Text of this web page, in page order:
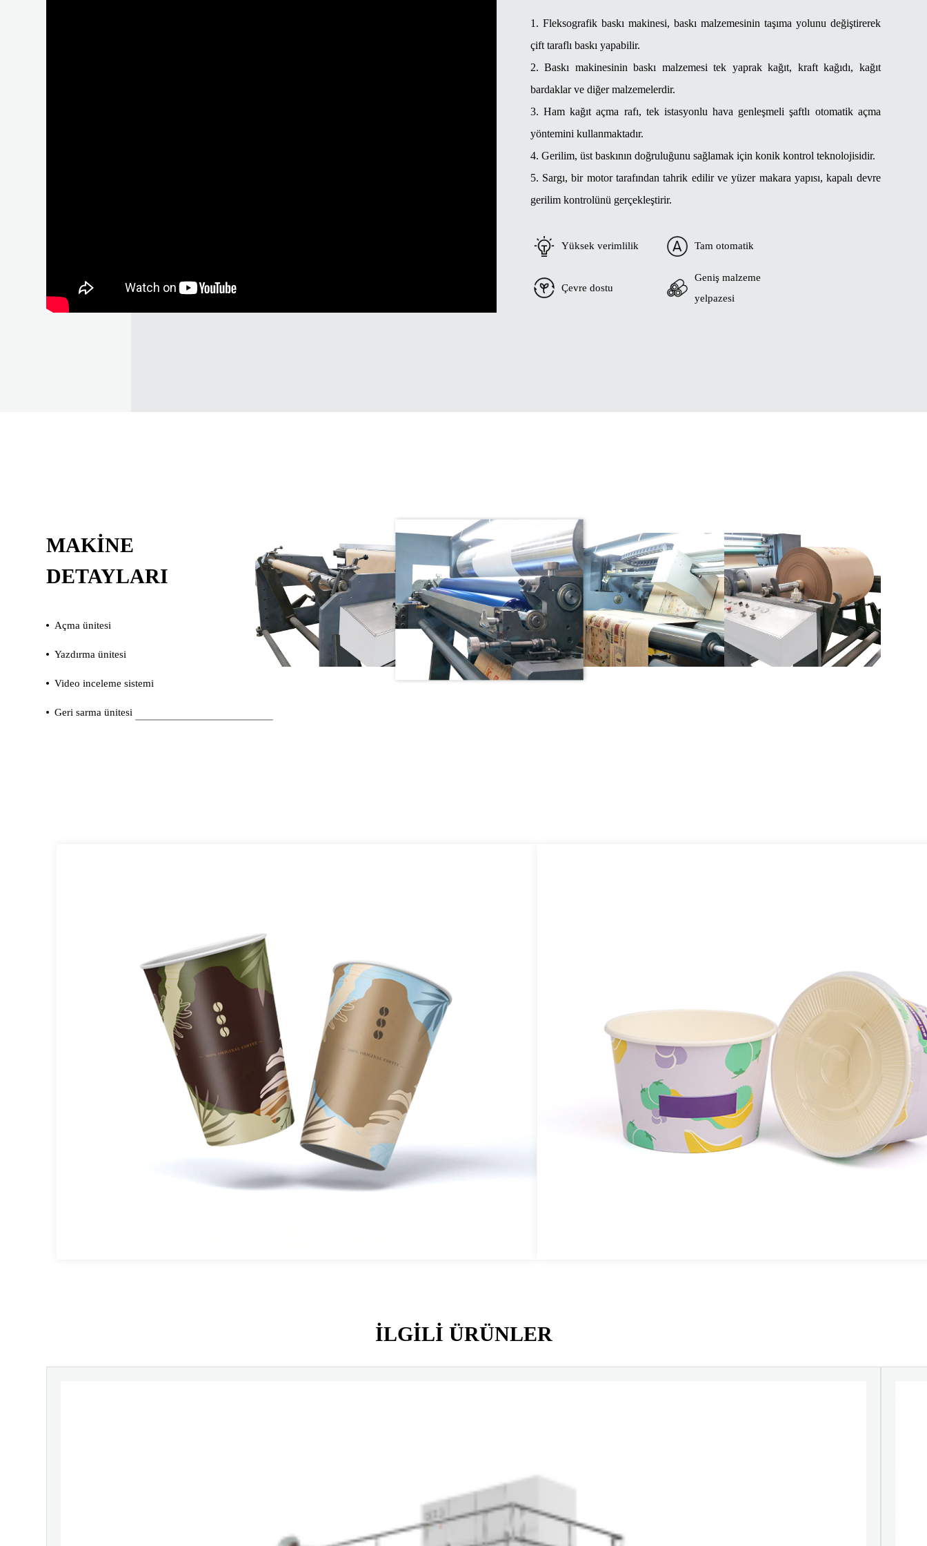
1. Fleksografik baskı makinesi, baskı malzemesinin taşıma yolunu değiştirerek
çift taraflı baskı yapabilir.
2. Baskı makinesinin baskı malzemesi tek yaprak kağıt, kraft kağıdı, kağıt
bardaklar ve diğer malzemelerdir.
3. Ham kağıt açma rafı, tek istasyonlu hava genleşmeli şaftlı otomatik açma
yöntemini kullanmaktadır.
4. Gerilim, üst baskının doğruluğunu sağlamak için konik kontrol teknolojisidir.
5. Sargı, bir motor tarafından tahrik edilir ve yüzer makara yapısı, kapalı devre
gerilim kontrolünü gerçekleştirir.
Yüksek verimlilik Tam otomatik
Çevre dostu
Geniş malzeme
yelpazesi
MAKINE
DETAYLARI
Açma ünitesi
Yazdırma ünitesi
Video inceleme sistemi
Geri sarma ünitesi
ÖRNEK EKRAN
Hat içi flekso baskı makineleri, geniş bir uygulama
ILGILI ÜRÜNLER